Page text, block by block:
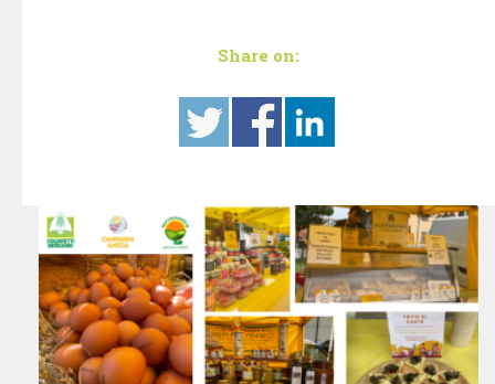
Share on: